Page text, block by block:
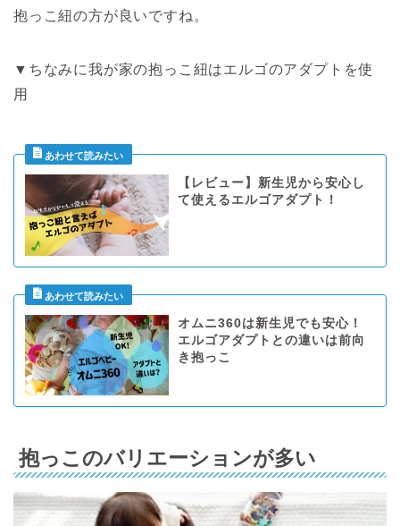
抱っこ紐の方が良いですね。
▼ちなみに我が家の抱っこ紐はエルゴのアダプトを使
用
【レビュー】新生児から安心し
て使えるエルゴアダプト！
オムニ360は新生児でも安心！
エルゴアダプトとの違いは前向
き抱っこ
抱っこのバリエーションが多い